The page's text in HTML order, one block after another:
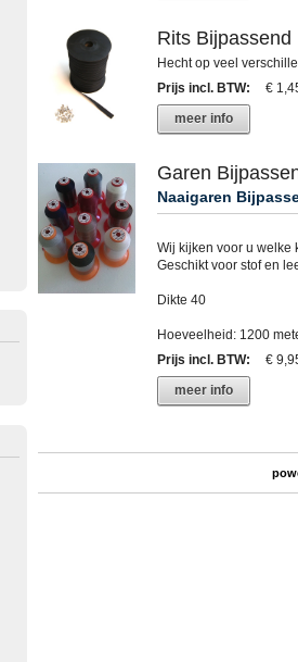
Rits Bijpassend
Hecht op veel
Prijs incl. BTW:
€
meer info
Garen
Naaigaren
Wij kijken voor u welke
Geschikt voor stof en
Dikte 40
Hoeveelheid: 1200
Prijs incl. BTW:
€
meer info